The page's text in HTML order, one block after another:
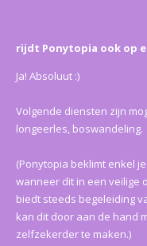
rijdt Ponytopia ook op
Ja! Absoluut :)
Volgende diensten zijn
longeerles, boswandeling.
(Ponytopia beklimt enkel
wanneer dit in een veilige
biedt steeds begeleiding
kan dit door aan de hand
zelfzekerder te maken.)